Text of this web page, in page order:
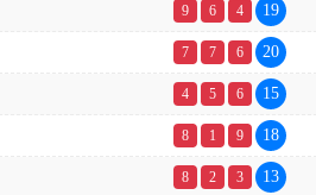
9 6 4 19
7 7 6 20
4 5 6 15
8 1 9 18
8 2 3 13